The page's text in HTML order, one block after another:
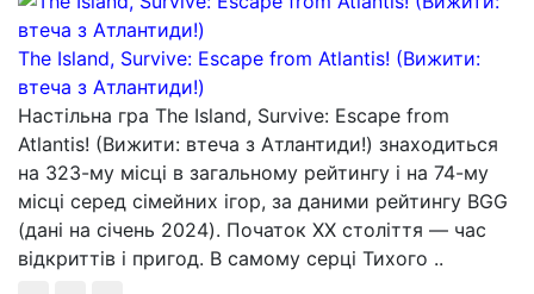
The Island, Survive: Escape from Atlantis! (Вижити:
втеча з Атлантиди!)
Настільна гра The Island, Survive: Escape from
Atlantis! (Вижити: втеча з Атлантиди!) знаходиться
на 323-му місці в загальному рейтингу і на 74-му
місці серед сімейних ігор, за даними рейтингу BGG
(дані на січень 2024). Початок XX століття — час
відкриттів і пригод. В самому серці Тихого ..